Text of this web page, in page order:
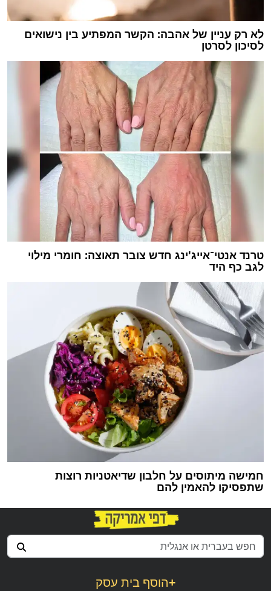
לא רק עניין של אהבה: הקשר המפתיע בין נישואים
לסיכון לסרטן
טרנד אנטי־אייג'ינג חדש צובר תאוצה: חומרי מילוי
לגב כף היד
חמישה מיתוסים על חלבון שדיאטניות רוצות
שתפסיקו להאמין להם
הוסף בית עסק+